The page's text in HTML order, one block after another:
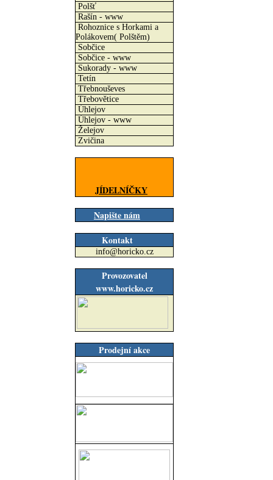
Polšť
Rašín - www
Rohoznice s Horkami a
Polákovem( Polštěm)
Sobčice
Sobčice - www
Sukorady - www
Tetín
Třebnouševes
Třebovětice
Úhlejov
Úhlejov - www
Želejov
Zvičina
JÍDELNÍČKY
Napište nám
Kontakt
info@horicko.cz
Provozovatel
www.horicko.cz
Prodejní akce